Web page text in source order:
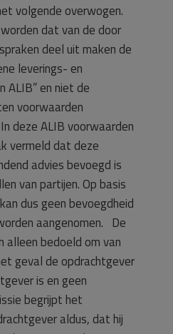
volgende overwogen.
dat van de door
deel uit maken de
leverings- en
ALIB” en niet de
voorwaarden
deze ALIB voorwaarden
vermeld dat deze
advies bevoegd is
van partijen. Op basis
dus geen bevoegdheid
aangenomen. De
alleen bedoeld om van
geval de opdrachtgever
is en geen
begrijpt het
aldus, dat hij